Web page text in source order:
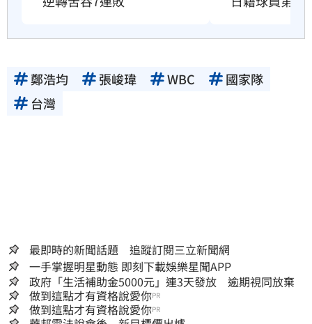
鄭浩均 張峻瑋 WBC
國家隊
台灣
最即時的新聞話題 追蹤訂閱三立新聞網
一手掌握明星動態 即刻下載娛樂星聞APP
政府「生活補助金5000元」連3天發放 逾期視同放棄
做到這點才有資格說愛你PR
做到這點才有資格說愛你PR